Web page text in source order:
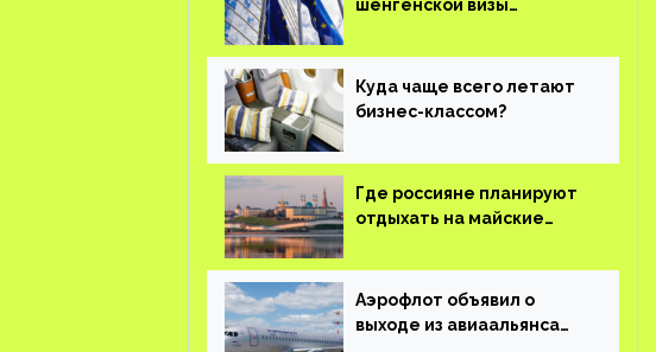
шенгенской визы
Куда чаще всего летают
бизнес-классом?
Где россияне планируют
отдыхать на майские
Аэрофлот объявил о
выходе из авиаальянса